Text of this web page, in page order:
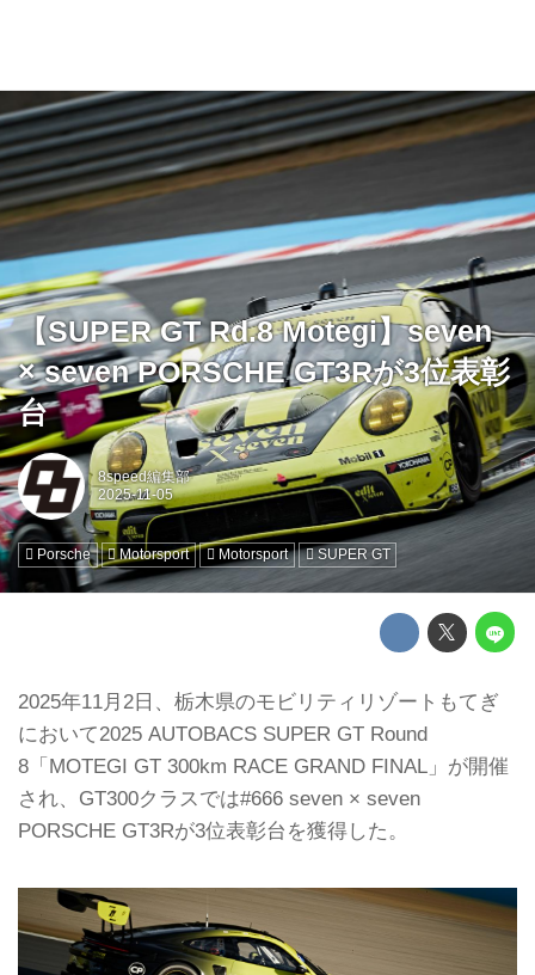
【SUPER GT Rd.8 Motegi】seven
× seven PORSCHE GT3Rが3位表彰
台
8speed編集部
Porsche Motorsport Motorsport SUPER GT
2025年11月2日、栃木県のモビリティリゾートもてぎ
において2025 AUTOBACS SUPER GT Round
8「MOTEGI GT 300km RACE GRAND FINAL」が開催
され、GT300クラスでは#666 seven × seven
PORSCHE GT3Rが3位表彰台を獲得した。